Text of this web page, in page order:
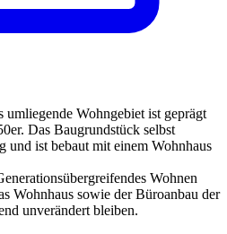
umliegende Wohngebiet ist geprägt
Das Baugrundstück selbst
und ist bebaut mit einem Wohnhaus
Wohnen
Wohnhaus sowie der Büroanbau der
unverändert bleiben.